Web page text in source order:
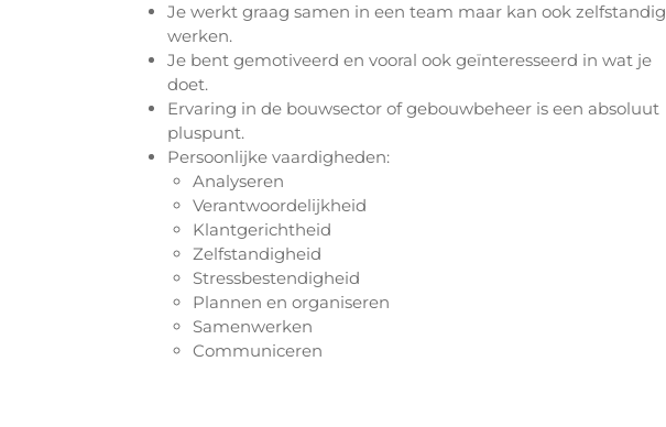
Je werkt graag samen in een team maar kan ook zelfstandig
werken.
Je bent gemotiveerd en vooral ook geïnteresseerd in wat je
doet.
Ervaring in de bouwsector of gebouwbeheer is een absoluut
pluspunt.
Persoonlijke vaardigheden:
Analyseren
Verantwoordelijkheid
Klantgerichtheid
Zelfstandigheid
Stressbestendigheid
Plannen en organiseren
Samenwerken
Communiceren